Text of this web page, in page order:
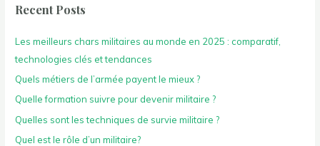
Recent Posts
Les meilleurs chars militaires au monde en 2025 : comparatif,
technologies clés et tendances
Quels métiers de l’armée payent le mieux ?
Quelle formation suivre pour devenir militaire ?
Quelles sont les techniques de survie militaire ?
Quel est le rôle d’un militaire?